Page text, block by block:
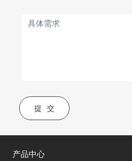
提交
产品中心